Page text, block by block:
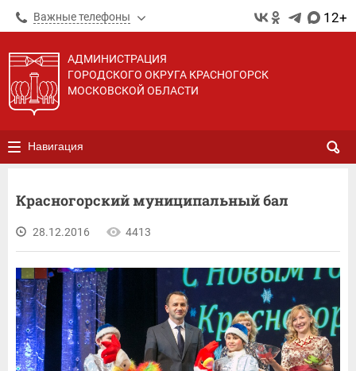
Важные телефоны 12+
АДМИНИСТРАЦИЯ
ГОРОДСКОГО ОКРУГА КРАСНОГОРСК
МОСКОВСКОЙ ОБЛАСТИ
Навигация
Красногорский муниципальный бал
28.12.2016 4413